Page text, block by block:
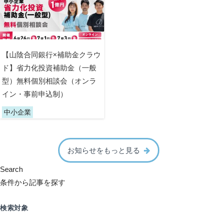
【山陰合同銀行×補助金クラウ
ド】省力化投資補助金（一般
型）無料個別相談会（オンラ
イン・事前申込制）
中小企業
お知らせをもっと見る
Search
条件から記事を探す
検索対象